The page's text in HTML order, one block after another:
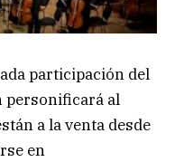
participación del
personificará al
a la venta desde
en